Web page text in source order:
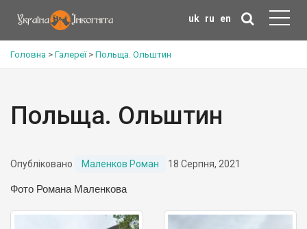
uk ru en
Головна > Галереї> Польща. Ольштин
Польща. Ольштин
Опубліковано Маленков Роман 18 Серпня, 2021
Фото Романа Маленкова